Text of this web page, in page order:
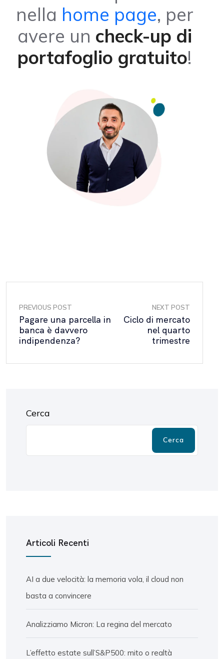
nella home page, per
avere un check-up di
portafoglio gratuito!
PREVIOUS POST
Pagare una parcella in
banca è davvero
indipendenza?
NEXT POST
Ciclo di mercato
nel quarto
trimestre
Cerca
Cerca
Articoli Recenti
AI a due velocità: la memoria vola, il cloud non
basta a convincere
Analizziamo Micron: La regina del mercato
L’effetto estate sull’S&P500: mito o realtà